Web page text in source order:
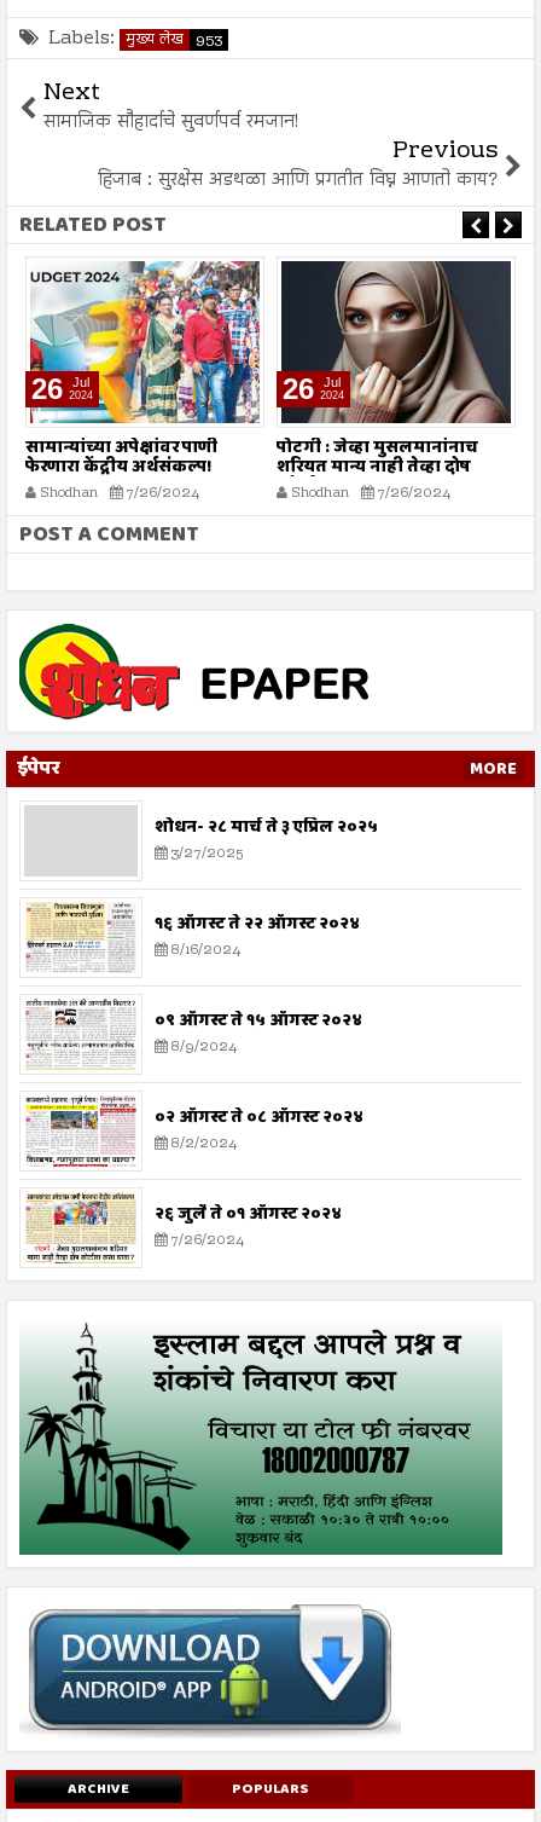
Labels: मुख्य लेख 953
Next
सामाजिक सौहार्दाचे सुवर्णपर्व रमजान!
Previous
हिजाब : सुरक्षेस अडथळा आणि प्रगतीत विघ्न आणतो काय?
RELATED POST
26 Jul
2024
सामान्यांच्या अपेक्षांवर पाणी
फेरणारा केंद्रीय अर्थसंकल्प!
Shodhan 7/26/2024
26 Jul
2024
पोटगी : जेव्हा मुसलमानांनाच
शरियत मान्य नाही तेव्हा दोष
कोर्टाला कसा द्यावा?
Shodhan 7/26/2024
POST A COMMENT
ईपेपर MORE
शोधन- २८ मार्च ते ३ एप्रिल २०२५
3/27/2025
१६ ऑगस्ट ते २२ ऑगस्ट २०२४
8/16/2024
०९ ऑगस्ट ते १५ ऑगस्ट २०२४
8/9/2024
०२ ऑगस्ट ते ०८ ऑगस्ट २०२४
8/2/2024
२६ जुलै ते ०१ ऑगस्ट २०२४
7/26/2024
ARCHIVE POPULARS